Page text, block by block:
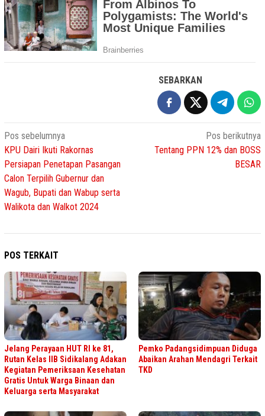
SEBARKAN
Navigasi
pos
Pos sebelumnya
KPU Dairi Ikuti Rakornas
Persiapan Penetapan Pasangan
Calon Terpilih Gubernur dan
Wagub, Bupati dan Wabup serta
Walikota dan Walkot 2024
Pos berikutnya
Tentang PPN 12% dan BOSS
BESAR
POS TERKAIT
Jelang Perayaan HUT RI ke 81,
Rutan Kelas IIB Sidikalang Adakan
Kegiatan Pemeriksaan Kesehatan
Gratis Untuk Warga Binaan dan
Keluarga serta Masyarakat
Pemko Padangsidimpuan Diduga
Abaikan Arahan Mendagri Terkait
TKD